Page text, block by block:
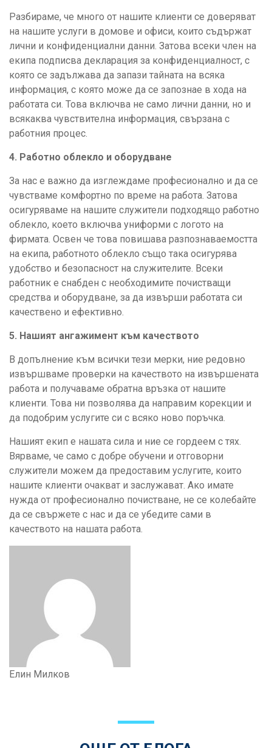
Разбираме, че много от нашите клиенти се доверяват
на нашите услуги в домове и офиси, които съдържат
лични и конфиденциални данни. Затова всеки член на
екипа подписва декларация за конфиденциалност, с
която се задължава да запази тайната на всяка
информация, с която може да се запознае в хода на
работата си. Това включва не само лични данни, но и
всякаква чувствителна информация, свързана с
работния процес.
4. Работно облекло и оборудване
За нас е важно да изглеждаме професионално и да се
чувстваме комфортно по време на работа. Затова
осигуряваме на нашите служители подходящо работно
облекло, което включва униформи с логото на
фирмата. Освен че това повишава разпознаваемостта
на екипа, работното облекло също така осигурява
удобство и безопасност на служителите. Всеки
работник е снабден с необходимите почистващи
средства и оборудване, за да извърши работата си
качествено и ефективно.
5. Нашият ангажимент към качеството
В допълнение към всички тези мерки, ние редовно
извършваме проверки на качеството на извършената
работа и получаваме обратна връзка от нашите
клиенти. Това ни позволява да направим корекции и
да подобрим услугите си с всяко ново поръчка.
Нашият екип е нашата сила и ние се гордеем с тях.
Вярваме, че само с добре обучени и отговорни
служители можем да предоставим услугите, които
нашите клиенти очакват и заслужават. Ако имате
нужда от професионално почистване, не се колебайте
да се свържете с нас и да се убедите сами в
качеството на нашата работа.
Елин Милков